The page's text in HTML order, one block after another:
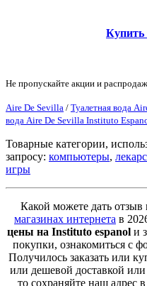
Купить
Не пропускайте акции и
Aire De Sevilla / Туалетная вода
вода Aire De Sevilla Instituto
Товарные категории,
запросу: компьютеры,
игры
Какой можете дать
магазинах интернета в
цены на Instituto espanol и
покупки, ознакомиться с
Получилось заказать или
или дешевой доставкой
то сохраняйте наш адрес